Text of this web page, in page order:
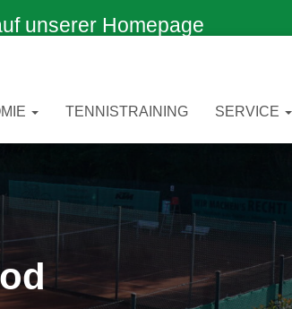
unserer Homepage
TENNISTRAINING SERVICE